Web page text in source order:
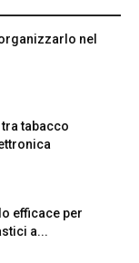
nel
tabacco
efficace per
a...